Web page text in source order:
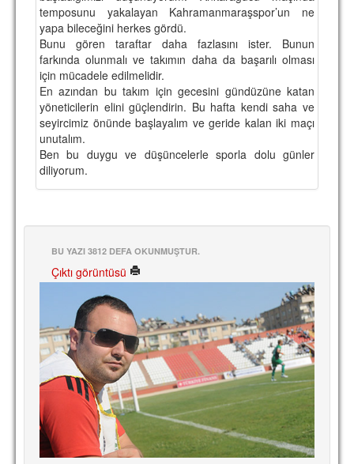
temposunu yakalayan Kahramanmaraşspor’un ne
yapa bileceğini herkes gördü.
Bunu gören taraftar daha fazlasını ister. Bunun
farkında olunmalı ve takımın daha da başarılı olması
için mücadele edilmelidir.
En azından bu takım için gecesini gündüzüne katan
yöneticilerin elini güçlendirin. Bu hafta kendi saha ve
seyircimiz önünde başlayalım ve geride kalan iki maçı
unutalım.
Ben bu duygu ve düşüncelerle sporla dolu günler
diliyorum.
BU YAZI 3812 DEFA OKUNMUŞTUR.
Çıktı görüntüsü